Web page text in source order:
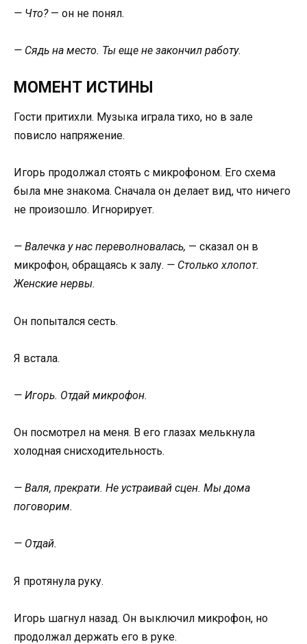
— Что?— он не понял.
— Сядь на место. Ты еще не закончил работу.
МОМЕНТ ИСТИНЫ
Гости притихли. Музыка играла тихо, но в зале
повисло напряжение.
Игорь продолжал стоять с микрофоном. Его схема
была мне знакома. Сначала он делает вид, что ничего
не произошло. Игнорирует.
— Валечка у нас переволновалась, — сказал он в
микрофон, обращаясь к залу. — Столько хлопот.
Женские нервы.
Он попытался сесть.
Я встала.
— Игорь. Отдай микрофон.
Он посмотрел на меня. В его глазах мелькнула
холодная снисходительность.
— Валя, прекрати. Не устраивай сцен. Мы дома
поговорим.
— Отдай.
Я протянула руку.
Игорь шагнул назад. Он выключил микрофон, но
продолжал держать его в руке.